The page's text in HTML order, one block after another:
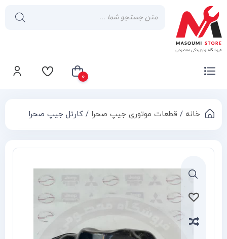
0
سبد خرید شما خالی است خانه / قطعات موتوری جیپ صحرا / کارتل جیپ صحرا